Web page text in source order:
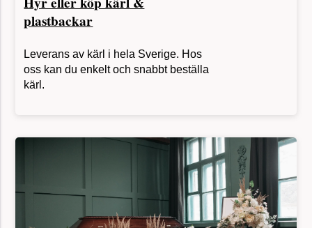
Hyr eller köp kärl &
plastbackar
Leverans av kärl i hela Sverige. Hos
oss kan du enkelt och snabbt beställa
kärl.